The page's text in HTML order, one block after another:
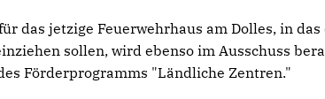
das jetzige Feuerwehrhaus am Dolles, in
sollen, wird ebenso im Ausschuss
Förderprogramms "Ländliche Zentren."